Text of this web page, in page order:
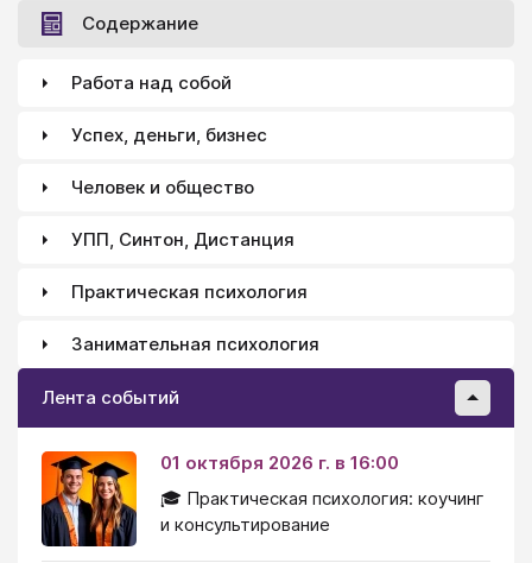
помогает найти коррекционные механизмы для
решения личностных проблем.
Содержание
Работа над собой
Успех, деньги, бизнес
Человек и общество
УПП, Синтон, Дистанция
Практическая психология
Занимательная психология
Лента событий
01 октября 2026 г. в 16:00
🎓 Практическая психология: коучинг
и консультирование